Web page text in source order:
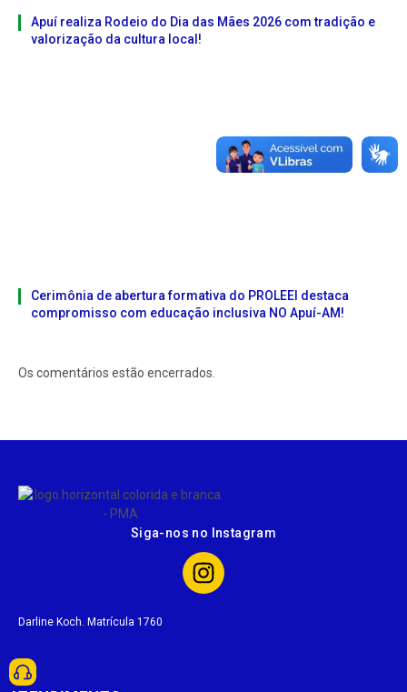
Apuí realiza Rodeio do Dia das Mães 2026 com tradição e
valorização da cultura local!
Cerimônia de abertura formativa do PROLEEI destaca
compromisso com educação inclusiva NO Apuí-AM!
Os comentários estão encerrados.
Siga-nos no Instagram
Darline Koch. Matrícula 1760